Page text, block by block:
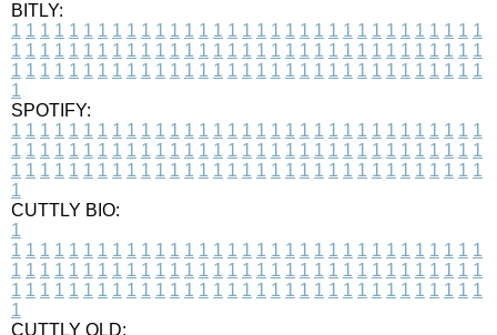
BITLY:
1 1 1 1 1 1 1 1 1 1 1 1 1 1 1 1 1 1 1 1 1 1 1 1 1 1 1 1 1 1 1 1 1
1 1 1 1 1 1 1 1 1 1 1 1 1 1 1 1 1 1 1 1 1 1 1 1 1 1 1 1 1 1 1 1 1
1 1 1 1 1 1 1 1 1 1 1 1 1 1 1 1 1 1 1 1 1 1 1 1 1 1 1 1 1 1 1 1 1
1
SPOTIFY:
1 1 1 1 1 1 1 1 1 1 1 1 1 1 1 1 1 1 1 1 1 1 1 1 1 1 1 1 1 1 1 1 1
1 1 1 1 1 1 1 1 1 1 1 1 1 1 1 1 1 1 1 1 1 1 1 1 1 1 1 1 1 1 1 1 1
1 1 1 1 1 1 1 1 1 1 1 1 1 1 1 1 1 1 1 1 1 1 1 1 1 1 1 1 1 1 1 1 1
1
CUTTLY BIO:
1
1 1 1 1 1 1 1 1 1 1 1 1 1 1 1 1 1 1 1 1 1 1 1 1 1 1 1 1 1 1 1 1 1
1 1 1 1 1 1 1 1 1 1 1 1 1 1 1 1 1 1 1 1 1 1 1 1 1 1 1 1 1 1 1 1 1
1 1 1 1 1 1 1 1 1 1 1 1 1 1 1 1 1 1 1 1 1 1 1 1 1 1 1 1 1 1 1 1 1
1
CUTTLY OLD: